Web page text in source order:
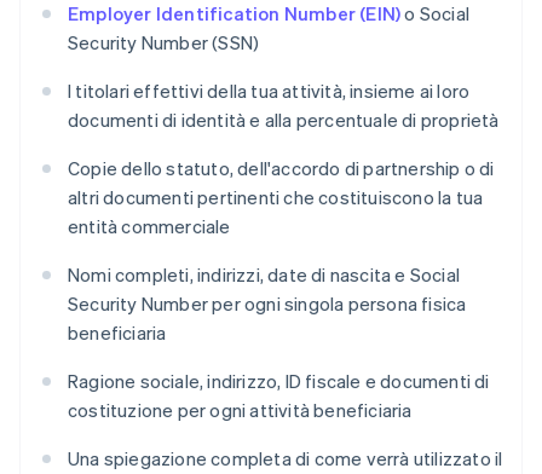
Employer Identification Number (EIN)o Social
Security Number (SSN)
I titolari effettivi della tua attività, insieme ai loro
documenti di identità e alla percentuale di proprietà
Copie dello statuto, dell'accordo di partnership o di
altri documenti pertinenti che costituiscono la tua
entità commerciale
Nomi completi, indirizzi, date di nascita e Social
Security Number per ogni singola persona fisica
beneficiaria
Ragione sociale, indirizzo, ID fiscale e documenti di
costituzione per ogni attività beneficiaria
Una spiegazione completa di come verrà utilizzato il